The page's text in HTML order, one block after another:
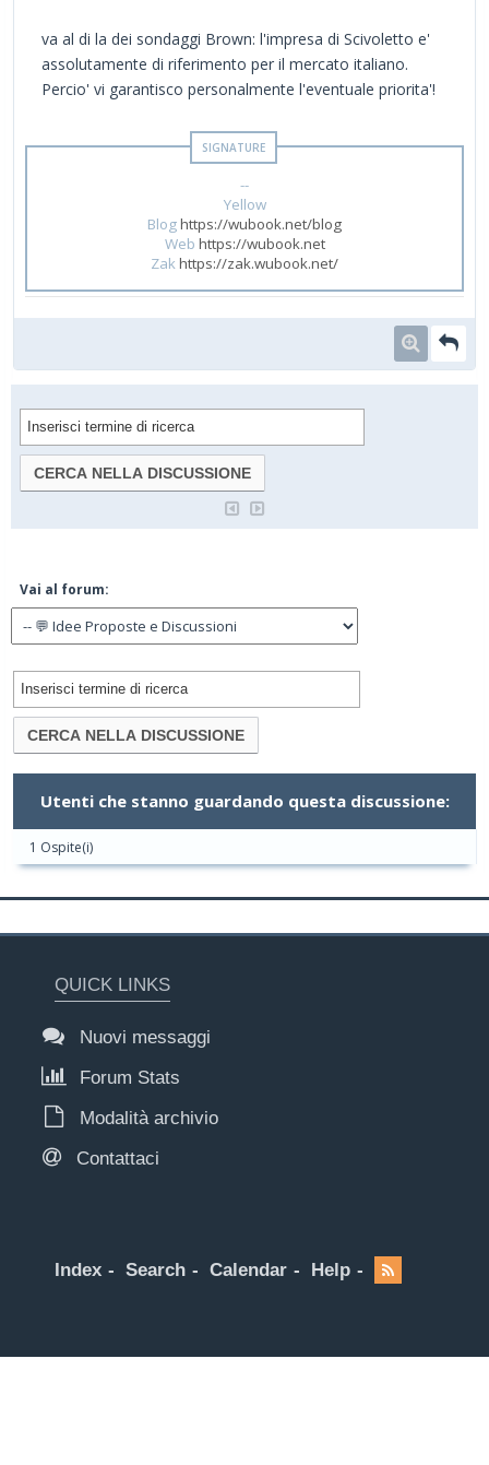
va al di la dei sondaggi Brown: l'impresa di Scivoletto e'
assolutamente di riferimento per il mercato italiano.
Percio' vi garantisco personalmente l'eventuale priorita'!
--
Yellow
Bloghttps://wubook.net/blog
Web https://wubook.net
Zakhttps://zak.wubook.net/
Vai al forum:
Utenti che stanno guardando questa discussione:
1 Ospite(i)
QUICK LINKS
Nuovi messaggi
Forum Stats
Modalità archivio
Contattaci
Index Search Calendar Help